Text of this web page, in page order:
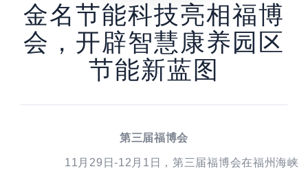
金名节能科技亮相福博
会，开辟智慧康养园区
节能新蓝图
第三届福博会
11月29日-12月1日，第三届福博会在福州海峡